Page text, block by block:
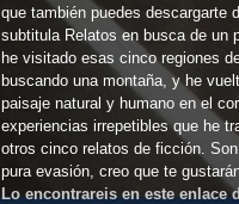
que también puedes descargarte
subtitula Relatos en busca de un
he visitado esas cinco regiones
buscando una montaña, y he
paisaje natural y humano en el
experiencias irrepetibles que he
otros cinco relatos de ficción.
pura evasión, creo que te
Lo encontrareis en este enlace